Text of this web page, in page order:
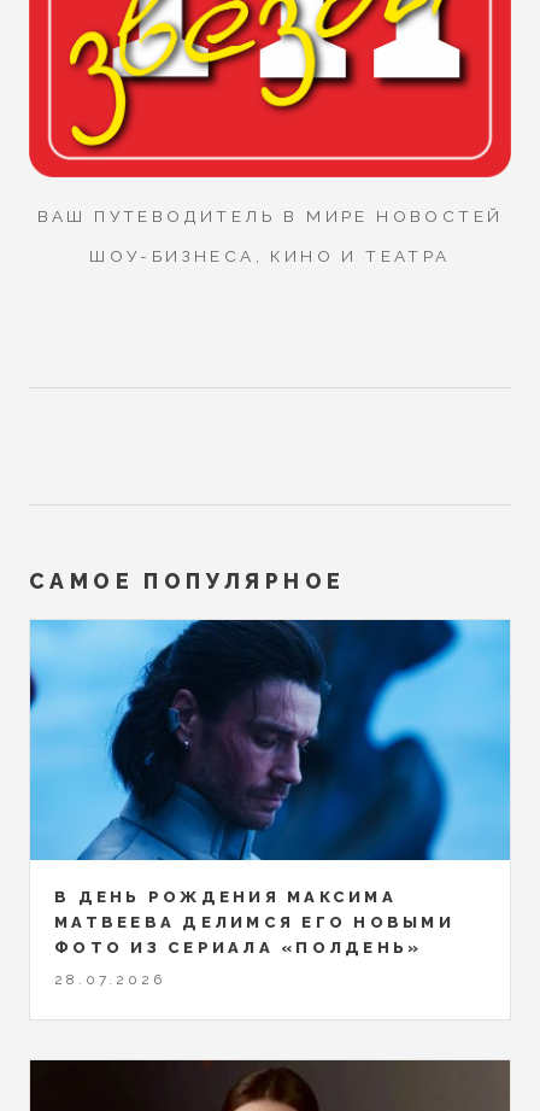
ВАШ ПУТЕВОДИТЕЛЬ В МИРЕ НОВОСТЕЙ
ШОУ-БИЗНЕСА, КИНО И ТЕАТРА
САМОЕ ПОПУЛЯРНОЕ
В ДЕНЬ РОЖДЕНИЯ МАКСИМА
МАТВЕЕВА ДЕЛИМСЯ ЕГО НОВЫМИ
ФОТО ИЗ СЕРИАЛА «ПОЛДЕНЬ»
28.07.2026